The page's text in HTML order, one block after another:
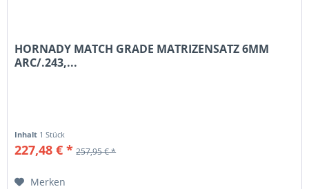
HORNADY MATCH GRADE MATRIZENSATZ 6MM
ARC/.243,...
Inhalt 1 Stück
227,48 € * 257,95 € *
Merken